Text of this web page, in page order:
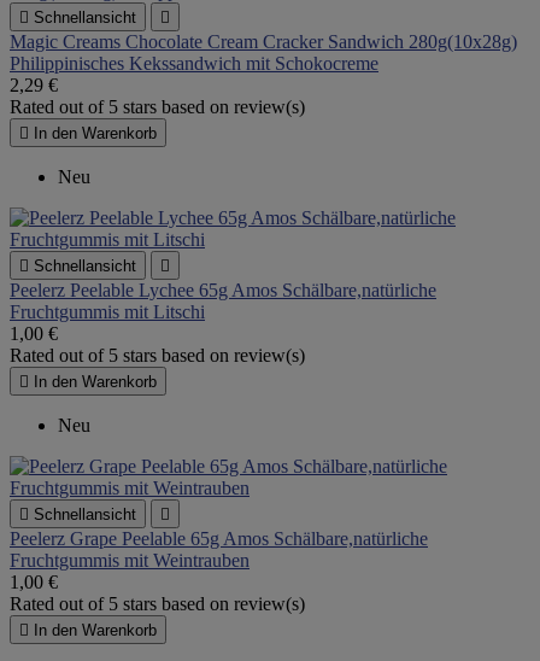
 Schnellansicht 
Magic Creams Chocolate Cream Cracker Sandwich 280g(10x28g)
Philippinisches Kekssandwich mit Schokocreme
2,29 €
Rated out of 5 stars based on review(s)
 In den Warenkorb
Neu
 Schnellansicht 
Peelerz Peelable Lychee 65g Amos Schälbare,natürliche
Fruchtgummis mit Litschi
1,00 €
Rated out of 5 stars based on review(s)
 In den Warenkorb
Neu
 Schnellansicht 
Peelerz Grape Peelable 65g Amos Schälbare,natürliche
Fruchtgummis mit Weintrauben
1,00 €
Rated out of 5 stars based on review(s)
 In den Warenkorb